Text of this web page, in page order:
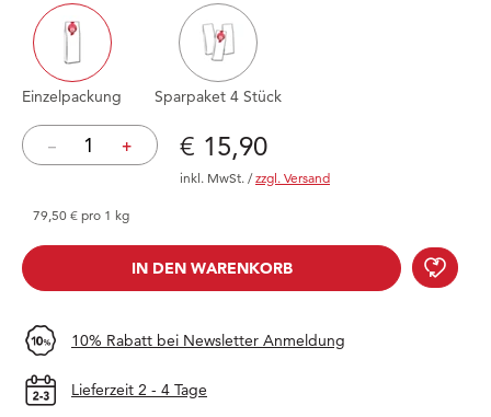
Einzelpackung Sparpaket 4 Stück
– + Preis: € 15,90
€ 15,90
inkl. MwSt. /zzgl. Versand
79,50 € pro 1 kg
IN DEN WARENKORB
5
10% Rabatt bei Newsletter Anmeldung
Lieferzeit 2 - 4 Tage